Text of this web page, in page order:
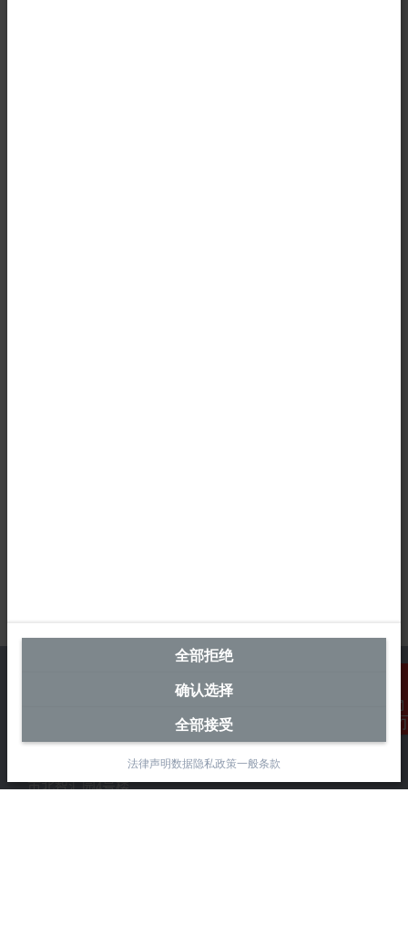
联系我们
毕孚自动化设备贸易(上海)有限公司
市北智汇园4号楼
全部拒绝
确认选择
全部接受
法律声明数据隐私政策一般条款